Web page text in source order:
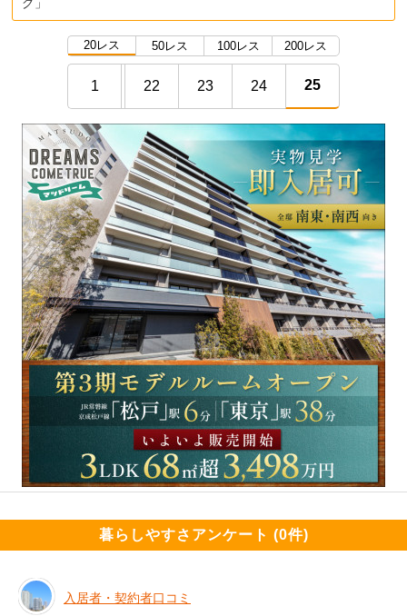
20レス 50レス 100レス 200レス
1 22 23 24 25
暮らしやすさアンケート (0件)
入居者・契約者口コミ